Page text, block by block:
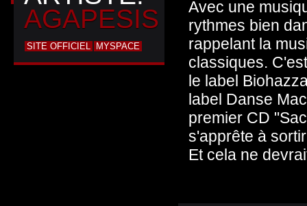
AGAPESIS
SITE OFFICIEL MYSPACE
Avec une
rythmes bien
rappelant la
classiques.
le label
label Danse
premier CD
s'apprête à
Et cela ne